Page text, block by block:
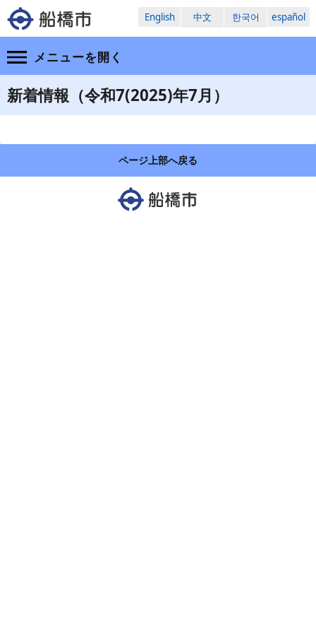
English 中文 한국어 español
メニューを開く
新着情報（令和7(2025)年7月）
ページ上部へ戻る